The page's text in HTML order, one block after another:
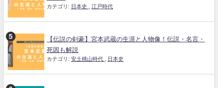
カテゴリ: 日本史 江戸時代
【伝説の剣豪】宮本武蔵の生涯と人物像！伝説・名言・
死因も解説
カテゴリ: 安土桃山時代 日本史